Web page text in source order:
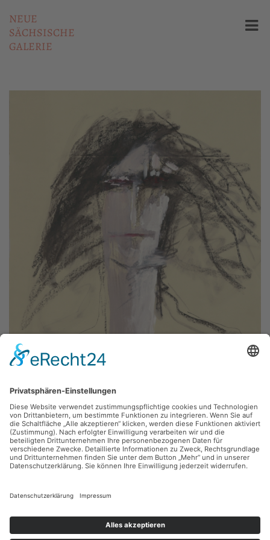
NEUE
SÄCHSISCHE
GALERIE
Wolfgang Einmahl, Figur (Selbstportrait) G
Mischtechnik, 50 x 75 cm, Inv.: DL-A-2009-18
zurück
Bitte schreiben Sie an sammlung@kunsthuette.de